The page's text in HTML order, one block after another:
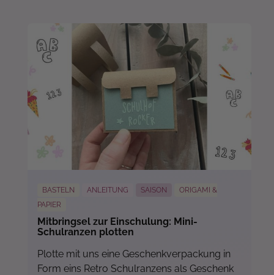
BASTELN ANLEITUNG SAISON
ORIGAMI &
PAPIER
Mitbringsel zur Einschulung: Mini-
Schulranzen plotten
Plotte mit uns eine Geschenkverpackung in
Form eins Retro Schulranzens als Geschenk